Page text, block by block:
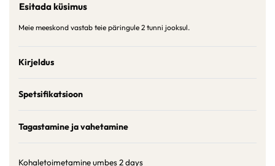
Esitada küsimus
Meie meeskond vastab teie päringule 2 tunni jooksul.
Kirjeldus
Spetsifikatsioon
Tagastamine ja vahetamine
Kohaletoimetamine umbes2 days